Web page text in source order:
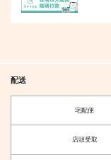
iozo
配送
宅配便
店頭受取